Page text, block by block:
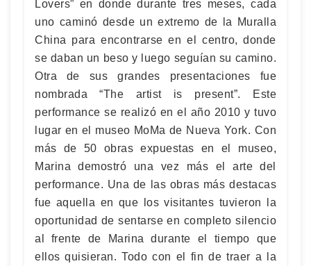
Lovers” en donde durante tres meses, cada
uno caminó desde un extremo de la Muralla
China para encontrarse en el centro, donde
se daban un beso y luego seguían su camino.
Otra de sus grandes presentaciones fue
nombrada “The artist is present”. Este
performance se realizó en el año 2010 y tuvo
lugar en el museo MoMa de Nueva York. Con
más de 50 obras expuestas en el museo,
Marina demostró una vez más el arte del
performance. Una de las obras más destacas
fue aquella en que los visitantes tuvieron la
oportunidad de sentarse en completo silencio
al frente de Marina durante el tiempo que
ellos quisieran. Todo con el fin de traer a la